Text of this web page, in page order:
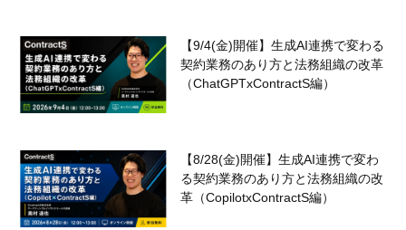
【9/4(金)開催】生成AI連携で変わる
契約業務のあり方と法務組織の改革
（ChatGPTxContractS編）
【8/28(金)開催】生成AI連携で変わ
る契約業務のあり方と法務組織の改
革（CopilotxContractS編）